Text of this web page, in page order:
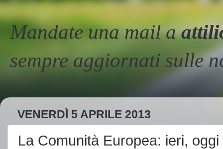
Mandate una mail a
sempre aggiornati sulle
VENERDÌ 5 APRILE 2013
La Comunità Europea: ieri,